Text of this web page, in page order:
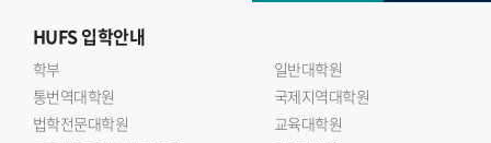
HUFS입학안내
학부
일반대학원
통번역대학원
국제지역대학원
법학전문대학원
교육대학원